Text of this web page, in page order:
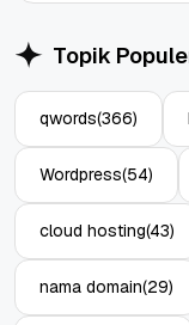
Topik
qwords(366)
Wordpress(54)
cloud hosting(43)
nama domain(29)